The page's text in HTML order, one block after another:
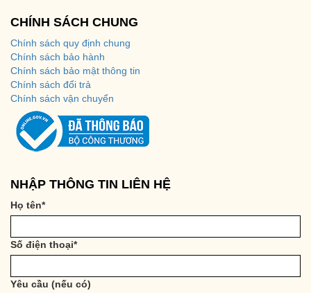
CHÍNH SÁCH CHUNG
Chính sách quy định chung
Chính sách bảo hành
Chính sách bảo mật thông tin
Chính sách đổi trả
Chính sách vận chuyển
NHẬP THÔNG TIN LIÊN HỆ
Họ tên*
Số điện thoại*
Yêu cầu (nếu có)